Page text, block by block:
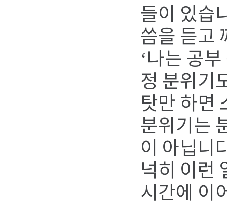
들이 있습
씀을 듣고
‘나는 공
정 분위기
탓만 하면
분위기는
이 아닙니
넉히 이런
시간에 이